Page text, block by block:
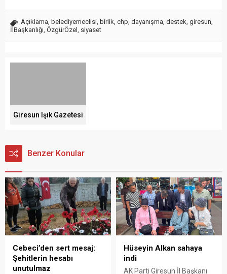
Açıklama belediyemeclisi birlik chp dayanışma destek giresun
İlBaşkanlığı ÖzgürÖzel siyaset
Giresun Işık Gazetesi
Benzer Konular
Cebeci’den sert mesaj:
Şehitlerin hesabı
unutulmaz
Hüseyin Alkan sahaya
indi
AK Parti Giresun İl Başkanı